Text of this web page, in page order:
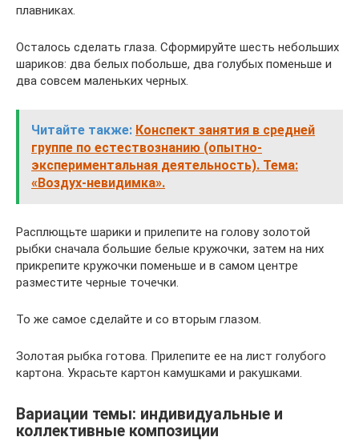
плавниках.
Осталось сделать глаза. Сформируйте шесть небольших
шариков: два белых побольше, два голубых поменьше и
два совсем маленьких черных.
Читайте также: Конспект занятия в средней
группе по естествознанию (опытно-
экспериментальная деятельность). Тема:
«Воздух-невидимка».
Расплющьте шарики и прилепите на голову золотой
рыбки сначала большие белые кружочки, затем на них
прикрепите кружочки поменьше и в самом центре
разместите черные точечки.
То же самое сделайте и со вторым глазом.
Золотая рыбка готова. Прилепите ее на лист голубого
картона. Украсьте картон камушками и ракушками.
Вариации темы: индивидуальные и
коллективные композиции